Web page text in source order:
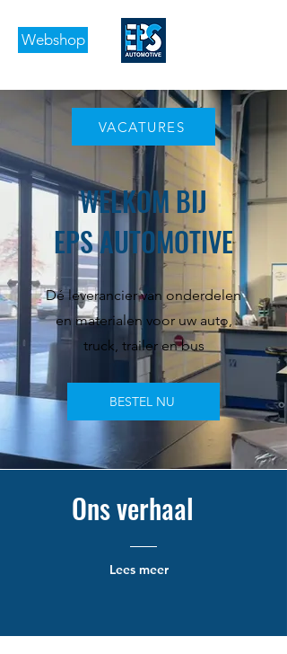
Webshop
VACATURES
WELKOM BIJ
EPS AUTOMOTIVE
Dé leverancier van onderdelen
en materialen voor uw auto,
truck, trailer en bus
BESTEL NU
Ons verhaal
Lees meer